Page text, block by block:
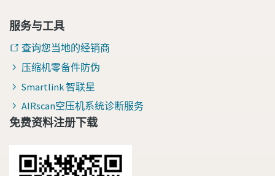
服务与工具
查询您当地的经销商
压缩机零备件防伪
Smartlink 智联星
AIRscan空压机系统诊断服务
免费资料注册下载